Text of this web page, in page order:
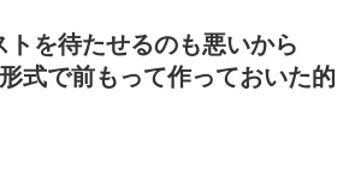
トを待たせるのも悪いから
式で前もって作っておいた的